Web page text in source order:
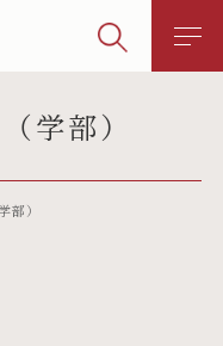
学部）
部）